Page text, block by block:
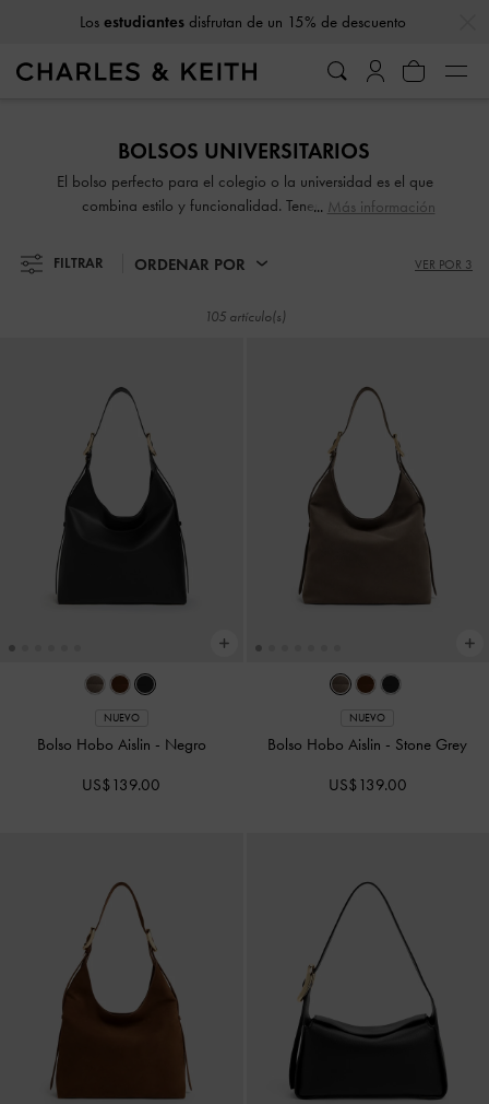
Los estudiantesdisfrutan de un 15% de descuento
Losestudiantesdisfrutan de un 15% de descuento
BOLSOS UNIVERSITARIOS
El bolso perfecto para el colegio o la universidad es el que
combina estilo y funcionalidad. Tenemos las piezas
hasta bolsos tote espaciosos y mochilas que satisfarán
todas tus necesidades académicas. Estos bolsos te llevarán
estilo natural.
Más información
FILTRAR ORDENAR POR VER POR 3
105 artículo(s)
NUEVO
Bolso Hobo Aislin - Negro
US$139.00
NUEVO
Bolso Hobo Aislin - Stone Grey
US$139.00